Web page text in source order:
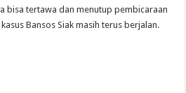
bisa tertawa dan menutup pembicaraan
Bansos Siak masih terus berjalan.